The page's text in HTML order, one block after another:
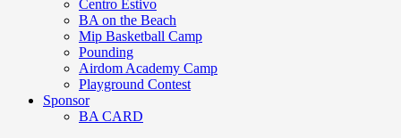
Centro Estivo
BA on the Beach
Mip Basketball Camp
Pounding
Airdom Academy Camp
Playground Contest
Sponsor
BA CARD